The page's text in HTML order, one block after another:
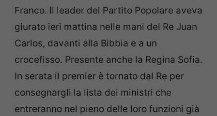
Franco. Il leader del Partito Popolare aveva
giurato ieri mattina nelle mani del Re Juan
Carlos, davanti alla Bibbia e a un
crocefisso. Presente anche la Regina Sofia.
In serata il premier è tornato dal Re per
consegnargli la lista dei ministri che
entreranno nel pieno delle loro funzioni già